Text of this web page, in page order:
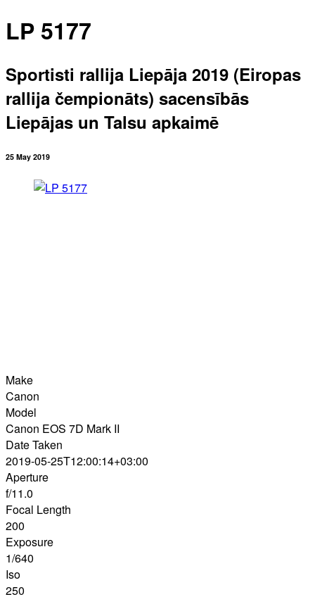
LP 5177
Sportisti rallija Liepāja 2019 (Eiropas
rallija čempionāts) sacensībās
Liepājas un Talsu apkaimē
25 May 2019
Make
Canon
Model
Canon EOS 7D Mark II
Date Taken
2019-05-25T12:00:14+03:00
Aperture
f/11.0
Focal Length
200
Exposure
1/640
Iso
250